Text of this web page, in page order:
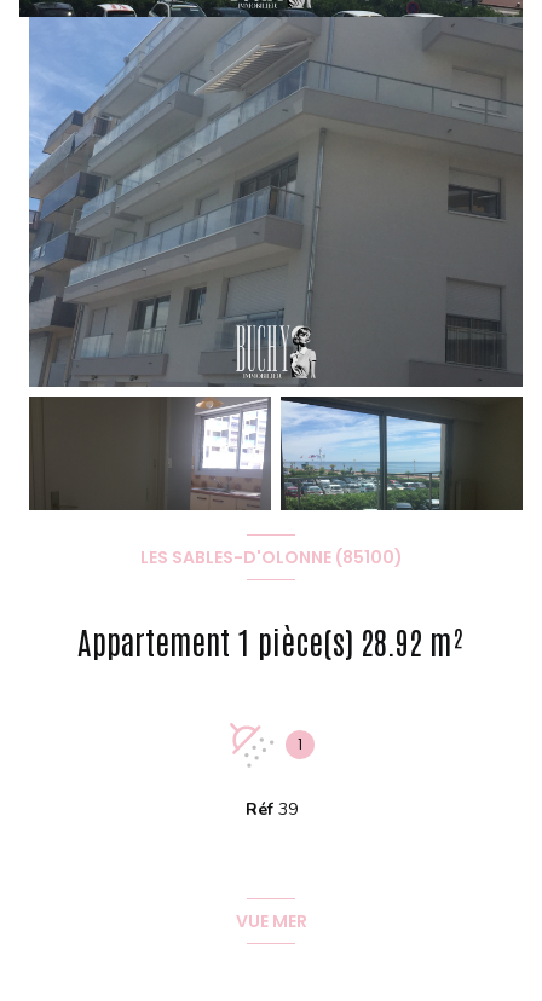
LES SABLES-D'OLONNE (85100)
Appartement 1 pièce(s) 28.92 m²
1
Réf 39
VUE MER